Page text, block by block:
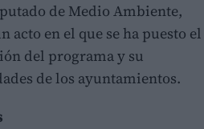
de Medio Ambiente,
acto en el que se ha puesto el
del programa y su
de los ayuntamientos.